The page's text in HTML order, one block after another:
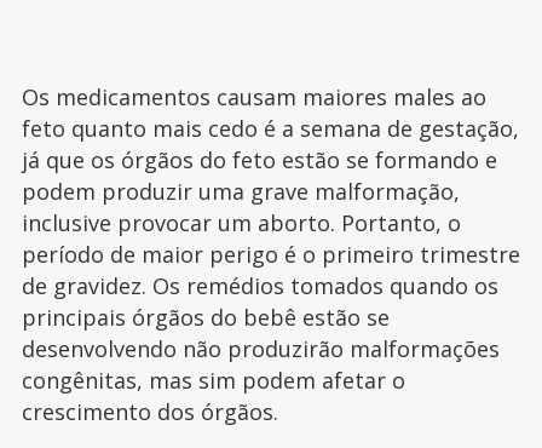
Os medicamentos causam maiores males ao
feto quanto mais cedo é a semana de gestação,
já que os órgãos do feto estão se formando e
podem produzir uma grave malformação,
inclusive provocar um aborto. Portanto, o
período de maior perigo é o primeiro trimestre
de gravidez. Os remédios tomados quando os
principais órgãos do bebê estão se
desenvolvendo não produzirão malformações
congênitas, mas sim podem afetar o
crescimento dos órgãos.